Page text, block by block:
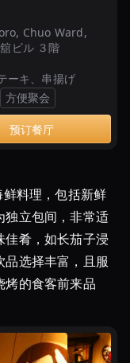
Chuo Ward,
ビル ３階
ーキ、串揚げ
方便聚会
预订餐厅
料理，包括新鲜
独立包间，非常适
佳肴，如长茄子浸
选择丰富，且服
烤的食客前来品